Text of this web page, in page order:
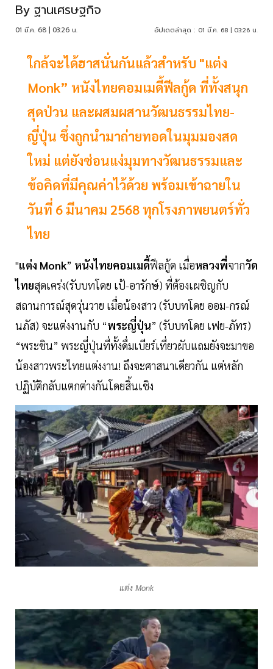
By ฐานเศรษฐกิจ
01 มี.ค. 68 | 03:26 น. อัปเดตล่าสุด : 01 มี.ค. 68 | 03:26 น.
ใกล้จะได้ฮาสนั่นกันแล้วสำหรับ "แต่ง
Monk” หนังไทยคอมเมดี้ฟีลกู้ด ที่ทั้งสนุก
สุดป่วน และผสมผสานวัฒนธรรมไทย-
ญี่ปุ่น ซึ่งถูกนำมาถ่ายทอดในมุมมองสด
ใหม่ แต่ยังซ่อนแง่มุมทางวัฒนธรรมและ
ข้อคิดที่มีคุณค่าไว้ด้วย พร้อมเข้าฉายใน
วันที่ 6 มีนาคม 2568 ทุกโรงภาพยนตร์ทั่ว
ไทย
"แต่ง Monk” หนังไทยคอมเมดี้ฟีลกู้ด เมื่อหลวงพี่จากวัด
ไทยสุดเคร่ง(รับบทโดย เป้-อารักษ์) ที่ต้องเผชิญกับ
สถานการณ์สุดวุ่นวาย เมื่อน้องสาว (รับบทโดย ออม-กรณ์
นภัส) จะแต่งงานกับ “พระญี่ปุ่น” (รับบทโดย เฟย-ภัทร)
“พระชิน” พระญี่ปุ่นที่ทั้งดื่มเบียร์เที่ยวผับแถมยังจะมาขอ
น้องสาวพระไทยแต่งงาน! ถึงจะศาสนาเดียวกัน แต่หลัก
ปฏิบัติกลับแตกต่างกันโดยสิ้นเชิง
แต่ง Monk